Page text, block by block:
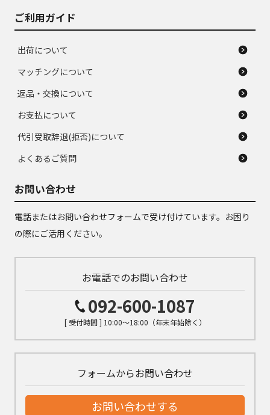
ご利用ガイド
出荷について
マッチングについて
返品・交換について
お支払について
代引受取辞退(拒否)について
よくあるご質問
お問い合わせ
電話またはお問い合わせフォームで受け付けています。お困り
の際にご活用ください。
お電話でのお問い合わせ
092-600-1087
[ 受付時間 ] 10:00～18:00（年末年始除く）
フォームからお問い合わせ
お問い合わせする